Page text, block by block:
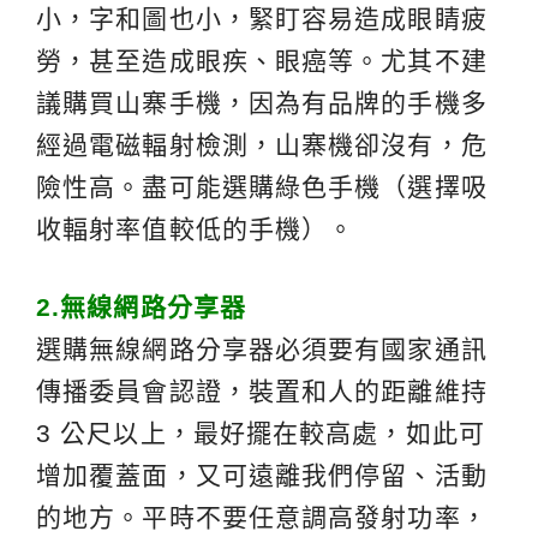
小，字和圖也小，緊盯容易造成眼睛疲
勞，甚至造成眼疾、眼癌等。尤其不建
議購買山寨手機，因為有品牌的手機多
經過電磁輻射檢測，山寨機卻沒有，危
險性高。盡可能選購綠色手機（選擇吸
收輻射率值較低的手機）。
2.無線網路分享器
選購無線網路分享器必須要有國家通訊
傳播委員會認證，裝置和人的距離維持
3 公尺以上，最好擺在較高處，如此可
增加覆蓋面，又可遠離我們停留、活動
的地方。平時不要任意調高發射功率，